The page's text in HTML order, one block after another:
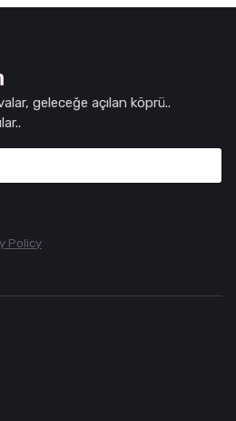
geleceğe açılan köprü..
Policy